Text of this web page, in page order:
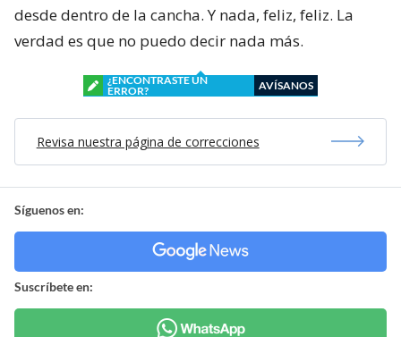
desde dentro de la cancha. Y nada, feliz, feliz. La
verdad es que no puedo decir nada más.
¿ENCONTRASTE UN
ERROR?
AVÍSANOS
Revisa nuestra página de correcciones
Síguenos en:
Suscríbete en: